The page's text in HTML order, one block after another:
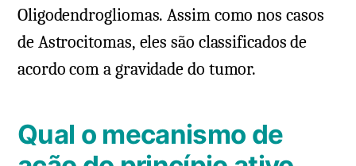
Oligodendrogliomas. Assim como nos casos
de Astrocitomas, eles são classificados de
acordo com a gravidade do tumor.
Qual o mecanismo de